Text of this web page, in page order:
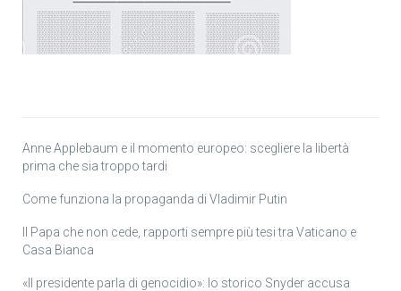
Anne Applebaum e il momento europeo: scegliere la libertà
prima che sia troppo tardi
Come funziona la propaganda di Vladimir Putin
Il Papa che non cede, rapporti sempre più tesi tra Vaticano e
Casa Bianca
«Il presidente parla di genocidio»: lo storico Snyder accusa